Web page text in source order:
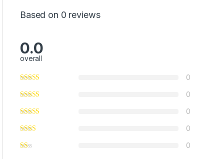
Based on 0 reviews
0.0
overall
0
0
0
0
0